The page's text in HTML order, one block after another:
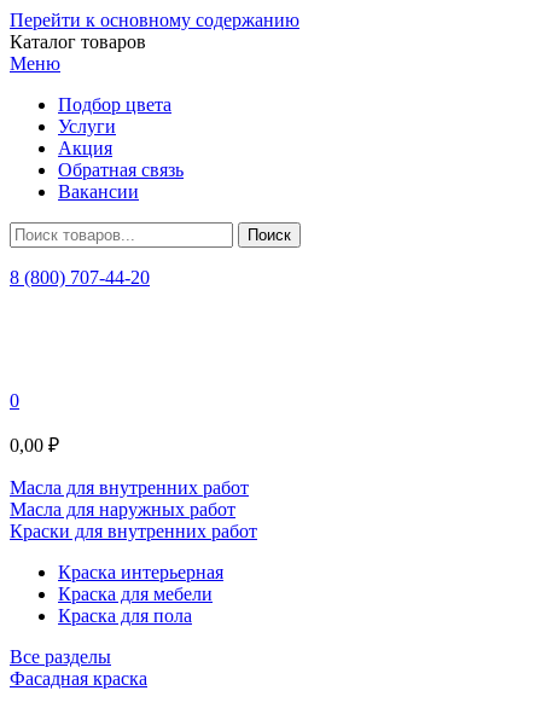
Перейти к основному содержанию
Каталог товаров
Меню
Подбор цвета
Услуги
Акция
Обратная связь
Вакансии
8 (800) 707-44-20
0
0,00 ₽
Масла для внутренних работ
Масла для наружных работ
Краски для внутренних работ
Краска интерьерная
Краска для мебели
Краска для пола
Все разделы
Фасадная краска